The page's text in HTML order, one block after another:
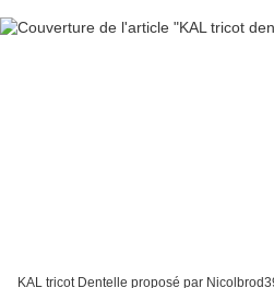
KAL tricot Dentelle proposé par